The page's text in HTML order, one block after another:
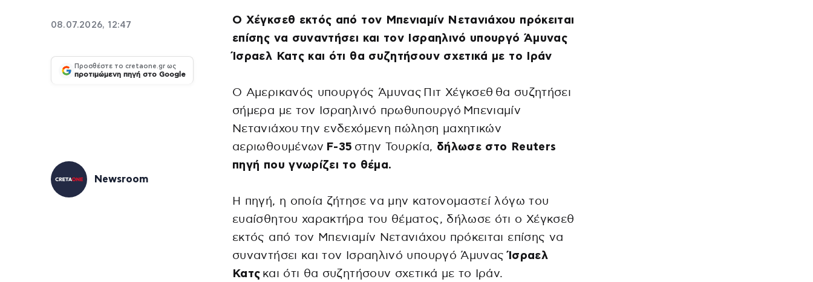
08.07.2026, 12:47
Προσθέστε το cretaone.gr ως
προτιμώμενη πηγή στο Google
Newsroom
Ο Χέγκσεθ εκτός από τον Μπενιαμίν Νετανιάχου πρόκειται
επίσης να συναντήσει και τον Iσραηλινό υπουργό Άμυνας
Ίσραελ Κατς και ότι θα συζητήσουν σχετικά με το Ιράν
Ο Aμερικανός υπουργός Άμυνας Πιτ Χέγκσεθ θα συζητήσει
σήμερα με τον Iσραηλινό πρωθυπουργό Μπενιαμίν
Νετανιάχου την ενδεχόμενη πώληση μαχητικών
αεριωθουμένων F-35 στην Τουρκία, δήλωσε στο Reuters
πηγή που γνωρίζει το θέμα.
Η πηγή, η οποία ζήτησε να μην κατονομαστεί λόγω του
ευαίσθητου χαρακτήρα του θέματος, δήλωσε ότι ο Χέγκσεθ
εκτός από τον Μπενιαμίν Νετανιάχου πρόκειται επίσης να
συναντήσει και τον Iσραηλινό υπουργό Άμυνας Ίσραελ
Κατς και ότι θα συζητήσουν σχετικά με το Ιράν.